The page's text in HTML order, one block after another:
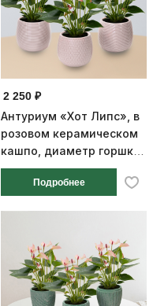
2 250 ₽
Антуриум «Хот Липс», в
розовом керамическом
кашпо, диаметр горшка
9 см, высота 25 см
Подробнее